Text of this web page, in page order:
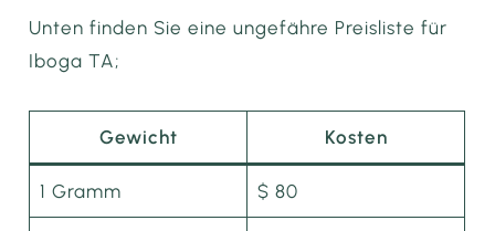
Unten finden Sie eine ungefähre Preisliste für
Iboga TA;
Gewicht Kosten
1 Gramm $ 80